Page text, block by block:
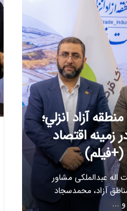
آزاد انزلي؛
زمينه اقتصاد
عبدالملکی مشاور
آزاد، محمدسجاد
...